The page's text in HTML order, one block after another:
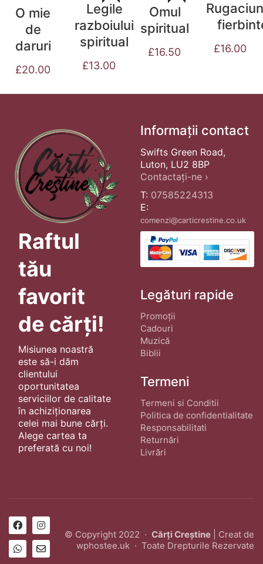
O mie
de
daruri
£20.00
Legile
razboiului
spiritual
£13.00
Omul
spiritual
£16.50 £16.00
Raftul
tău
favorit
de cărți!
Misiunea noastră
este să-i dăm
clientului
oportunitatea
serviciilor de calitate
în achiziționarea
celei mai bune cărți.
Alege cartea ta
preferată cu noi!
Informații contact
Swifts Green Road,
Luton, LU2 8BP
Contactați-ne ›
T: 07585224313
E:
comenzi@carticrestine.co.uk
Legături rapide
Promoții
Cadouri
Muzică
Biblii
Termeni
Termeni si Conditii
Politica de confidentialitate
Responsabilitati
Returnări
Livrări
© Copyright 2022 · Cărți Creștine | Creat de
wphostee.uk · Toate Drepturile Rezervate